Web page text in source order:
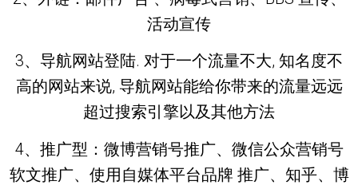
活动宣传
3、导航网站登陆. 对于一个流量不大, 知名度不
高的网站来说, 导航网站能给你带来的流量远远
超过搜索引擎以及其他方法
4、推广型：微博营销号推广、微信公众营销号
软文推广、使用自媒体平台品牌 推广、知乎、博